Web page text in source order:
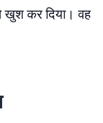
खुश कर दिया। वह